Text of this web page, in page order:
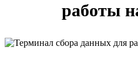
работы